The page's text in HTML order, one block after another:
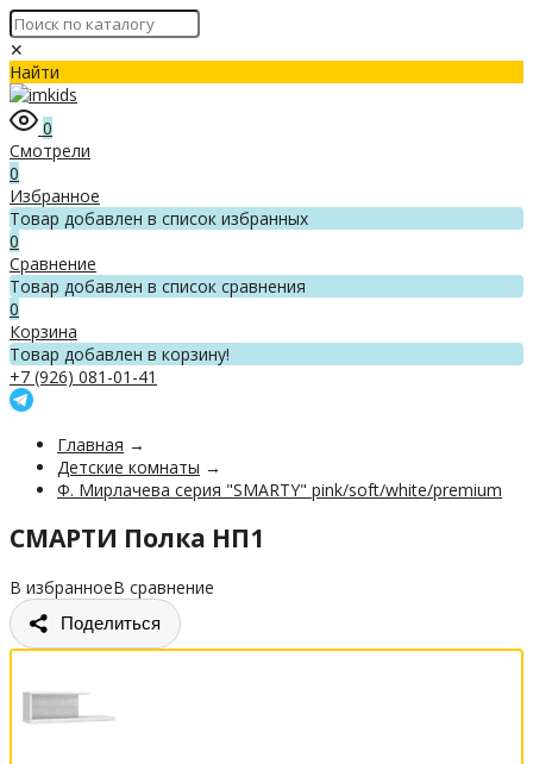
✕
Найти
0
Смотрели
0
Избранное
Товар добавлен в список избранных
0
Сравнение
Товар добавлен в список сравнения
0
Корзина
Товар добавлен в корзину!
+7 (926) 081-01-41
Главная →
Детские комнаты →
Ф. Мирлачева серия "SMARTY" pink/soft/white/premium
СМАРТИ Полка НП1
В избранноеВ сравнение
Поделиться